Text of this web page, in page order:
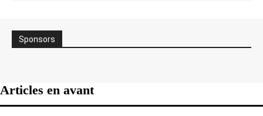
Sponsors
Articles en avant